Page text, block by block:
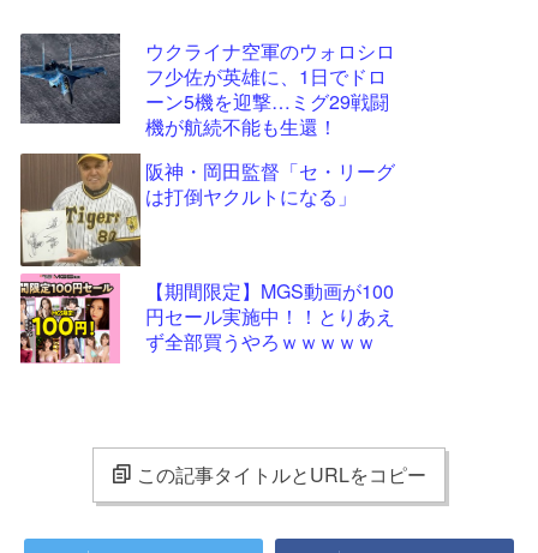
ウクライナ空軍のウォロシロ
フ少佐が英雄に、1日でドロ
ーン5機を迎撃…ミグ29戦闘
機が航続不能も生還！
阪神・岡田監督「セ・リーグ
は打倒ヤクルトになる」
【期間限定】MGS動画が100
円セール実施中！！とりあえ
ず全部買うやろｗｗｗｗｗ
この記事タイトルとURLをコピー